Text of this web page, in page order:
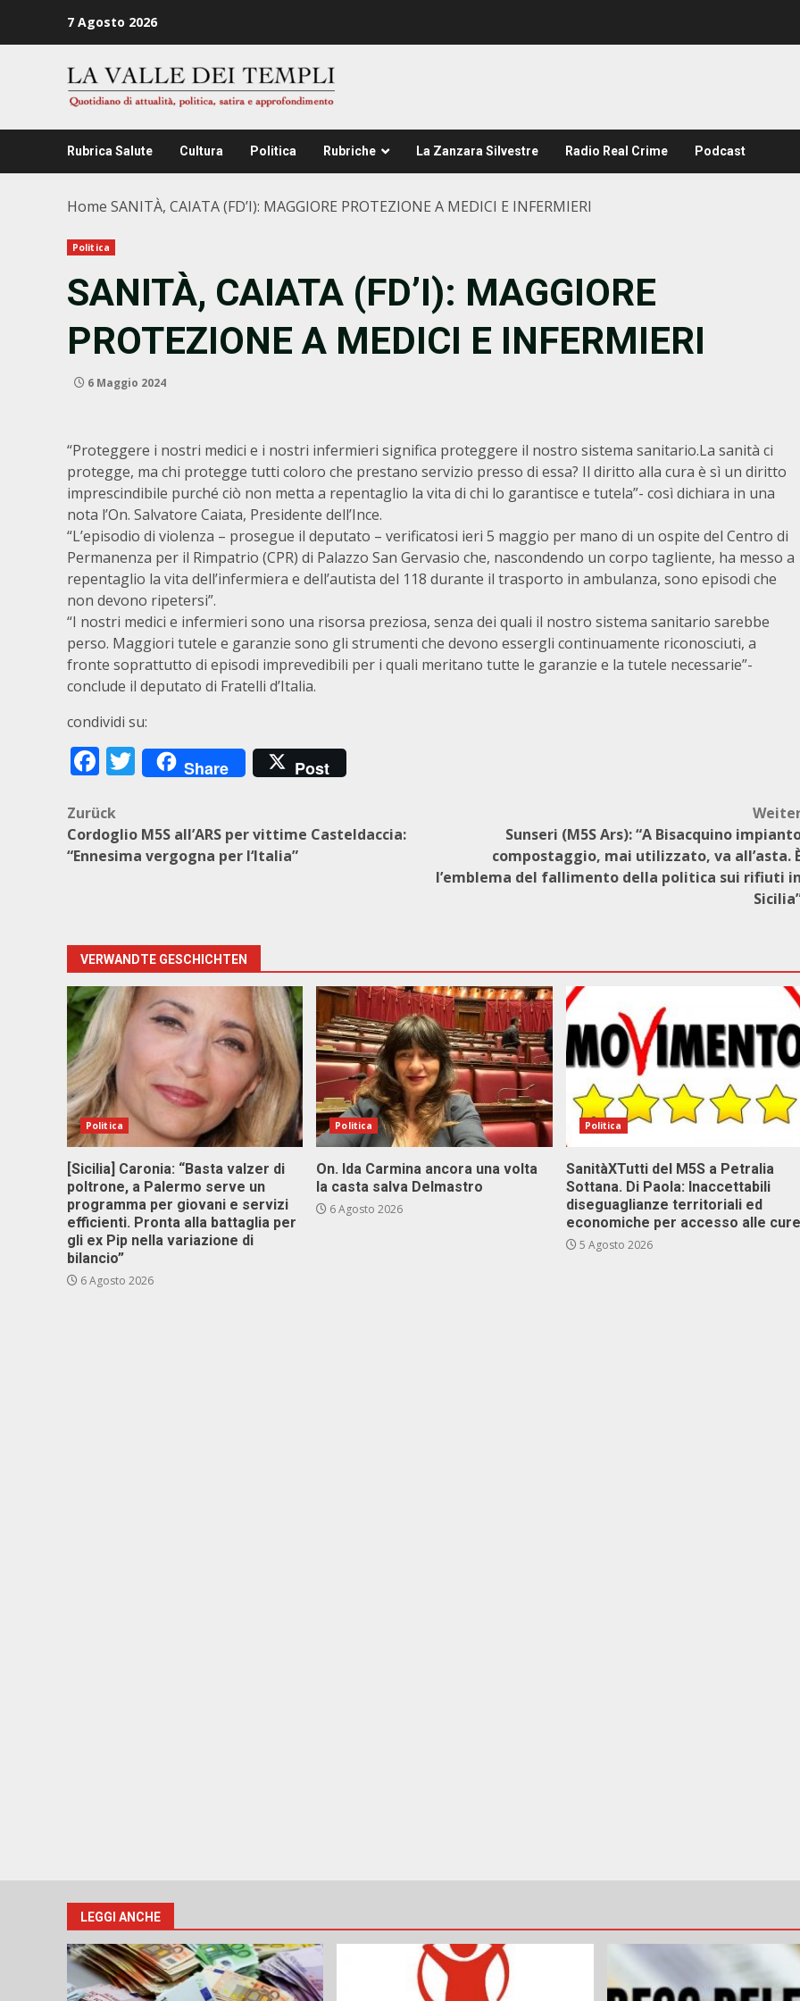
7 Agosto 2026
Rubrica Salute Cultura Politica Rubriche La Zanzara Silvestre Radio Real Crime Podcast
Home SANITÀ, CAIATA (FD’I): MAGGIORE PROTEZIONE A MEDICI E INFERMIERI
Politica
SANITÀ, CAIATA (FD’I): MAGGIORE
PROTEZIONE A MEDICI E INFERMIERI
6 Maggio 2024
“Proteggere i nostri medici e i nostri infermieri significa proteggere il nostro sistema sanitario.La sanità ci
protegge, ma chi protegge tutti coloro che prestano servizio presso di essa? Il diritto alla cura è sì un diritto
imprescindibile purché ciò non metta a repentaglio la vita di chi lo garantisce e tutela”- così dichiara in una
nota l’On. Salvatore Caiata, Presidente dell’Ince.
“L’episodio di violenza – prosegue il deputato – verificatosi ieri 5 maggio per mano di un ospite del Centro di
Permanenza per il Rimpatrio (CPR) di Palazzo San Gervasio che, nascondendo un corpo tagliente, ha messo a
repentaglio la vita dell’infermiera e dell’autista del 118 durante il trasporto in ambulanza, sono episodi che
non devono ripetersi”.
“I nostri medici e infermieri sono una risorsa preziosa, senza dei quali il nostro sistema sanitario sarebbe
perso. Maggiori tutele e garanzie sono gli strumenti che devono essergli continuamente riconosciuti, a
fronte soprattutto di episodi imprevedibili per i quali meritano tutte le garanzie e la tutele necessarie”-
conclude il deputato di Fratelli d’Italia.
condividi su:
Facebook
Twitter
Share Post
Beitragsnavigation
Zurück
Cordoglio M5S all’ARS per vittime Casteldaccia:
“Ennesima vergogna per l‘Italia”
Sunseri (M5S Ars): “A Bisacquino
compostaggio, mai utilizzato, va all’asta.
l’emblema del fallimento della politica sui rifiuti
VERWANDTE GESCHICHTEN
Politica
[Sicilia] Caronia: “Basta valzer di
poltrone, a Palermo serve un
programma per giovani e servizi
efficienti. Pronta alla battaglia per
gli ex Pip nella variazione di
bilancio”
6 Agosto 2026
Politica
On. Ida Carmina ancora una volta
la casta salva Delmastro
6 Agosto 2026
Politica
SanitàXTutti del M5S a Petralia
Sottana. Di Paola: Inaccettabili
diseguaglianze territoriali ed
economiche per accesso alle cure
5 Agosto 2026
LEGGI ANCHE